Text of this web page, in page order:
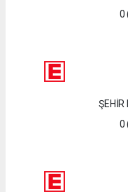
0
ŞEHİR
0